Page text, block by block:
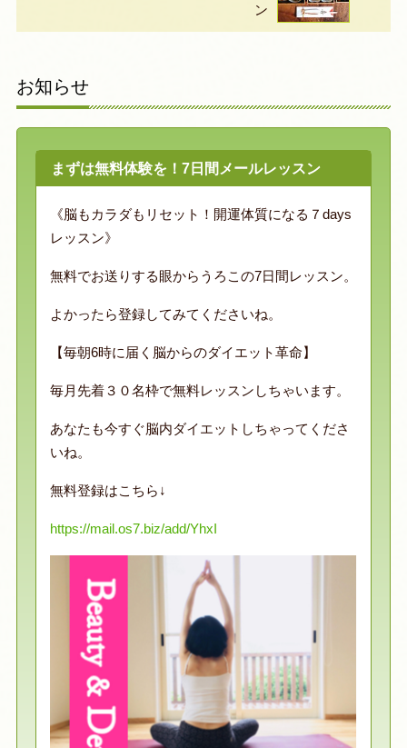
ン
お知らせ
まずは無料体験を！7日間メールレッスン
《脳もカラダもリセット！開運体質になる７days
レッスン》
無料でお送りする眼からうろこの7日間レッスン。
よかったら登録してみてくださいね。
【毎朝6時に届く脳からのダイエット革命】
毎月先着３０名枠で無料レッスンしちゃいます。
あなたも今すぐ脳内ダイエットしちゃってくださ
いね。
無料登録はこちら↓
https://mail.os7.biz/add/YhxI